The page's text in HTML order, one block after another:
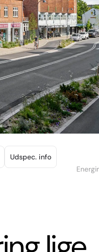
Udspec. info